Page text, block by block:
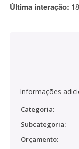
Última interação:
Informações
Categoria:
Subcategoria:
Orçamento: